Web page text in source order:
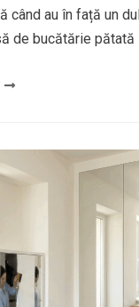
când au în față un
de bucătărie pătată